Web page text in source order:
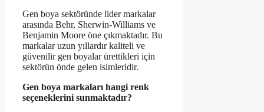
Gen boya sektöründe lider markalar
arasında Behr, Sherwin-Williams ve
Benjamin Moore öne çıkmaktadır. Bu
markalar uzun yıllardır kaliteli ve
güvenilir gen boyalar ürettikleri için
sektörün önde gelen isimleridir.
Gen boya markaları hangi renk
seçeneklerini sunmaktadır?